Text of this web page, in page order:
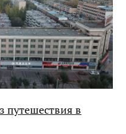
путешествия в